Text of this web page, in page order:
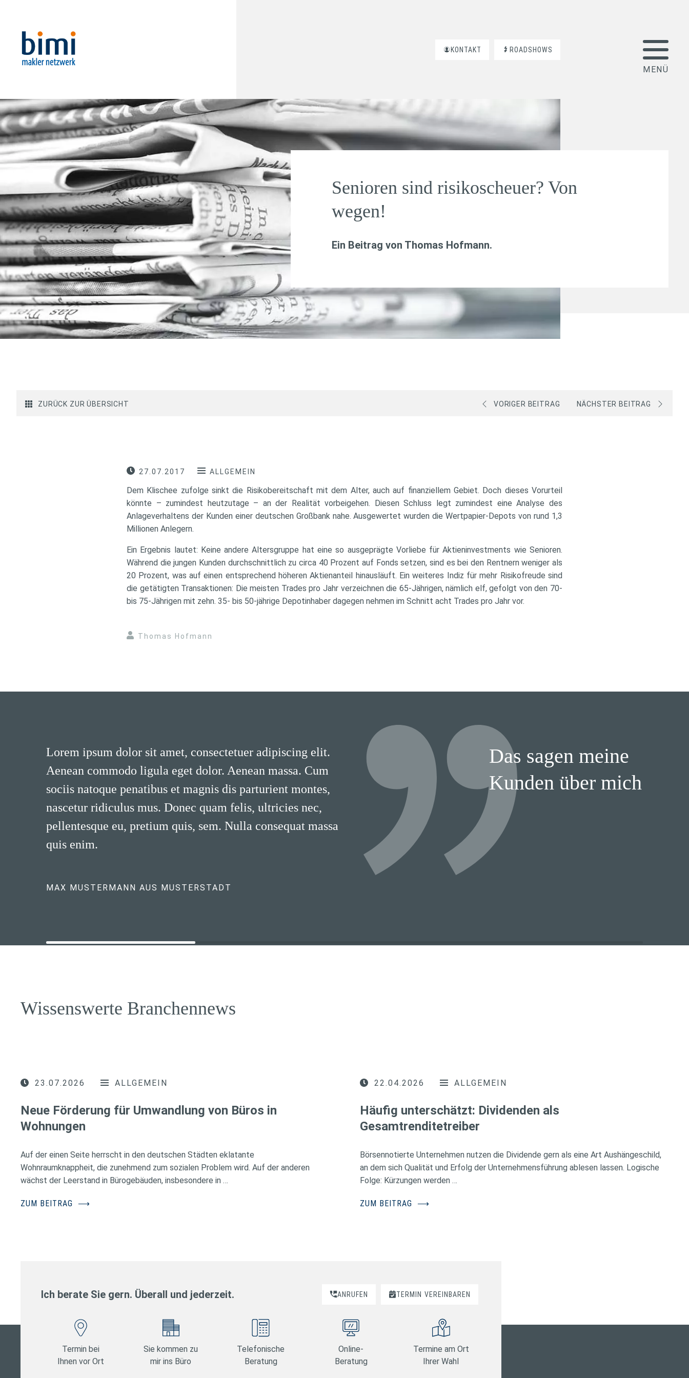
KONTAKT ROADSHOWS
Senioren sind risikoscheuer? Von
wegen!
Ein Beitrag von Thomas Hofmann.
ZURÜCK ZUR ÜBERSICHT VORIGER BEITRAG NÄCHSTER BEITRAG
27.07.2017 ALLGEMEIN
Dem Klischee zufolge sinkt die Risikobereitschaft mit dem Alter, auch auf finanziellem Gebiet. Doch dieses Vorurteil
könnte – zumindest heutzutage – an der Realität vorbeigehen. Diesen Schluss legt zumindest eine Analyse des
Anlageverhaltens der Kunden einer deutschen Großbank nahe. Ausgewertet wurden die Wertpapier-Depots von rund 1,3
Millionen Anlegern.
Ein Ergebnis lautet: Keine andere Altersgruppe hat eine so ausgeprägte Vorliebe für Aktieninvestments wie Senioren.
Während die jungen Kunden durchschnittlich zu circa 40 Prozent auf Fonds setzen, sind es bei den Rentnern weniger als
20 Prozent, was auf einen entsprechend höheren Aktienanteil hinausläuft. Ein weiteres Indiz für mehr Risikofreude sind
die getätigten Transaktionen: Die meisten Trades pro Jahr verzeichnen die 65-Jährigen, nämlich elf, gefolgt von den 70-
bis 75-Jährigen mit zehn. 35- bis 50-jährige Depotinhaber dagegen nehmen im Schnitt acht Trades pro Jahr vor.
Thomas Hofmann
Das sagen meine
Kunden über mich
Lorem ipsum dolor sit amet, consectetuer adipiscing elit.
Aenean commodo ligula eget dolor. Aenean massa. Cum
sociis natoque penatibus et magnis dis parturient montes,
nascetur ridiculus mus. Donec quam felis, ultricies nec,
pellentesque eu, pretium quis, sem. Nulla consequat massa
quis enim.
MAX MUSTERMANN AUS MUSTERSTADT
Wissenswerte Branchennews
23.07.2026 ALLGEMEIN
Neue Förderung für Umwandlung von Büros in
Wohnungen
Auf der einen Seite herrscht in den deutschen Städten eklatante
Wohnraumknappheit, die zunehmend zum sozialen Problem wird. Auf der anderen
wächst der Leerstand in Bürogebäuden, insbesondere in …
ZUM BEITRAG ⟶
22.04.2026 ALLGEMEIN
Häufig unterschätzt: Dividenden als
Gesamtrenditetreiber
Börsennotierte Unternehmen nutzen die Dividende gern als eine Art Aushängeschild,
an dem sich Qualität und Erfolg der Unternehmensführung ablesen lassen. Logische
Folge: Kürzungen werden …
ZUM BEITRAG ⟶
Ich berate Sie gern. Überall und jederzeit. ANRUFEN TERMIN VEREINBAREN
Termin bei
Ihnen vor Ort
Sie kommen zu
mir ins Büro
Telefonische
Beratung
Online-
Beratung
Termine am Ort
Ihrer Wahl